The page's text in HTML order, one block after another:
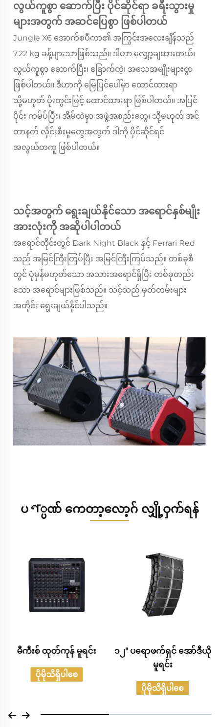
လွယ်ကူစွာ ဆောက်ပြီး ပိုင်ဆိုင်ရာ ခရီးသွားမှု
များအတွက် အဆင်ပြေစွာ ဖြစ်ပါတယ်
Jungle X6 အောက်စပီကာ၏ အကြွင်းအလေးချိန်သည်
7.22 kg ခန့်များသာဖြစ်သည်။ ဒါဟာ လျှော့ချထားတယ်၊
လွယ်ကူစွာ ဆောက်ပြီး၊ ခြောက်တဲ့၊ အသေအမျိုးများစွာ
ဖြစ်ပါတယ်။ ဒီဟာကို မြေပြင်ပေါ်မှာ ထောင်ထားရာ
သို့မဟုတ် ပိုးတွင်းဖြင့် ထောင်ထားရာ ဖြစ်ပါတယ်။ အပြင်
ပိုင်း ကမ်ပ်ပြီး၊ အိမ်ထဲမှာ အဖွဲ့အစည်းတွေ၊ သို့မဟုတ် အင်
တာနက် လိုင်းစီးမှုတွေအတွက် ဒါကို ပိုင်ဆိုင်ရင်
အလွယ်တကူ ဖြစ်ပါတယ်။
သင့်အတွက် ရွေးချယ်နိုင်သော အရောင်နှစ်မျိုး
အားလုံးကို အဆိုပါပါတယ်
အရောင်တိုင်းတွင် Dark Night Black နှင့် Ferrari Red
သည် အမြင်ကြီးကြပ်ပြီး အမြင်ကြီးကြပ်သည်။ တစ်ခုစီ
တွင် ပုံမှန်မဟုတ်သော အသားအရောင်ရှိပြီး တစ်ခုတည်း
သော အရောင်များဖြစ်သည်။ သင့်သည် မှတ်တမ်းများ
အတိုင်း ရွေးချယ်နိုင်ပါသည်။
ပণ္ပဏ် ကေတာ့လော့ဂ် လျှို့ဝှက်ရန်
၁၂" ပရောဖက်ရှင် အော်ဒီယို
သာမန်အော်ဒီယိုထုတ်ကုန်
များရဲ့ မူရင်းစာရင်း
ပိုမိုသိရှိပါစေ